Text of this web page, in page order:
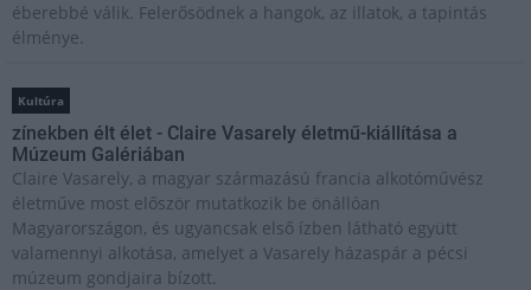
éberebbé válik. Felerősödnek a hangok, az illatok, a tapintás
élménye.
Kultúra
zínekben élt élet - Claire Vasarely életmű-kiállítása a
Múzeum Galériában
Claire Vasarely, a magyar származású francia alkotóművész
életműve most először mutatkozik be önállóan
Magyarországon, és ugyancsak első ízben látható együtt
valamennyi alkotása, amelyet a Vasarely házaspár a pécsi
múzeum gondjaira bízott.